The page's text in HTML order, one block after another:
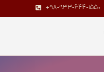
+98-933-644-1550